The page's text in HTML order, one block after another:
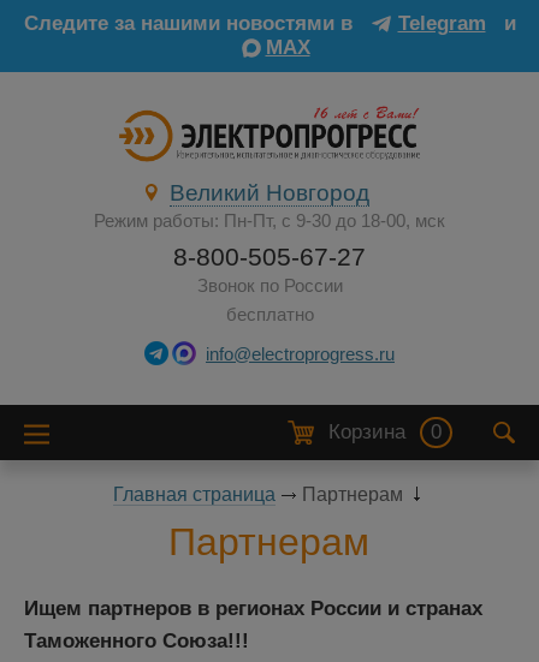
Следите за нашими новостями в Telegram
и
MAX
Великий Новгород
Режим работы: Пн-Пт, с 9-30 до 18-00, мск
8-800-505-67-27
Звонок по России
бесплатно
info@electroprogress.ru
Корзина 0
Главная страница Партнерам
Партнерам
Ищем партнеров в регионах России и странах
Таможенного Союза!!!